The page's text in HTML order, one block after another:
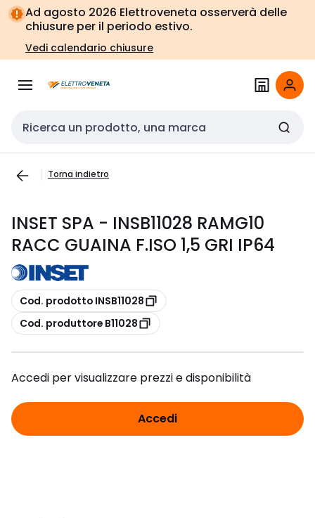
Vai alla
navigazione
Vai
alla
pagina
Ad agosto 2026 Elettroveneta osserverà delle
chiusure per il periodo estivo.
Vedi calendario chiusure
Cerca input
Torna indietro
INSET SPA - INSB11028 RAMG10
RACC GUAINA F.ISO 1,5 GRI IP64
copia
Cod. prodotto INSB11028
copia
Cod. produttore B11028
Accedi per visualizzare prezzi e disponibilità
Accedi